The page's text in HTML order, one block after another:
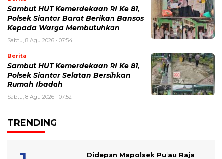
Sambut HUT Kemerdekaan RI Ke 81,
Polsek Siantar Barat Berikan Bansos
Kepada Warga Membutuhkan
Sabtu, 8 Agu 2026 - 07:54
Berita
Sambut HUT Kemerdekaan RI Ke 81,
Polsek Siantar Selatan Bersihkan
Rumah Ibadah
Sabtu, 8 Agu 2026 - 07:52
TRENDING
Didepan Mapolsek Pulau Raja